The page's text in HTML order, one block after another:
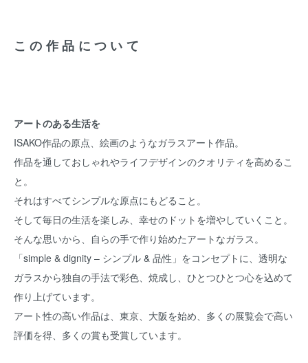
この作品について
アートのある生活を
ISAKO作品の原点、絵画のようなガラスアート作品。
作品を通しておしゃれやライフデザインのクオリティを高めるこ
と。
それはすべてシンプルな原点にもどること。
そして毎日の生活を楽しみ、幸せのドットを増やしていくこと。
そんな思いから、自らの手で作り始めたアートなガラス。
「simple & dignity – シンプル & 品性」をコンセプトに、透明な
ガラスから独自の手法で彩色、焼成し、ひとつひとつ心を込めて
作り上げています。
アート性の高い作品は、東京、大阪を始め、多くの展覧会で高い
評価を得、多くの賞も受賞しています。